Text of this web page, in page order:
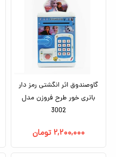
گاوصندوق اثر انگشتی رمز دار
باتری خور طرح فروزن مدل
3002
۲,۲۰۰,۰۰۰ تومان